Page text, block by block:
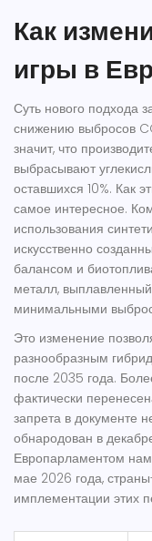
Как
игры в
Суть нового подхода
снижению выбросов
значит, что
выбрасывают
оставшихся 10%. Как
самое интересное.
использования
искусственно
балансом и
металл,
минимальными
Это изменение
разнообразным
после 2035 года.
фактически
запрета в документе
обнародован в
Европарламентом
мае 2026 года,
имплементации этих